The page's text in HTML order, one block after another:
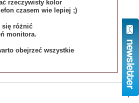
rzeczywisty kolor
czasem wie lepiej ;)
się różnić
monitora.
obejrzeć wszystkie